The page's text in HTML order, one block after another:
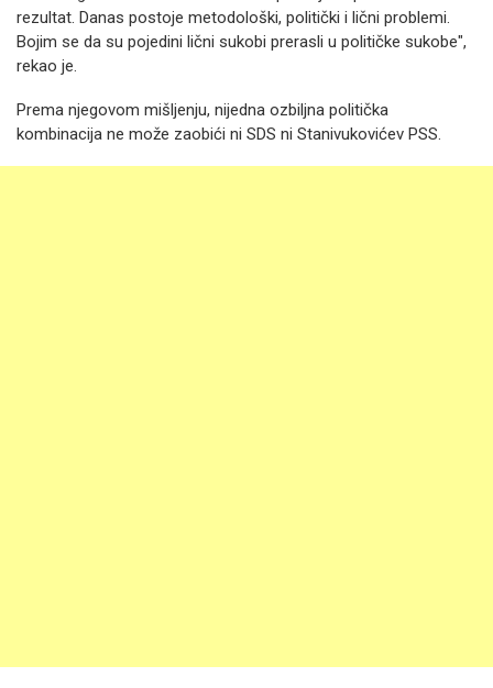
rezultat. Danas postoje metodološki, politički i lični problemi.
Bojim se da su pojedini lični sukobi prerasli u političke sukobe",
rekao je.
Prema njegovom mišljenju, nijedna ozbiljna politička
kombinacija ne može zaobići ni SDS ni Stanivukovićev PSS.